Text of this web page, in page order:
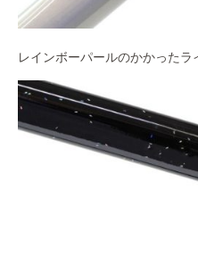
レインボーパールのかかった